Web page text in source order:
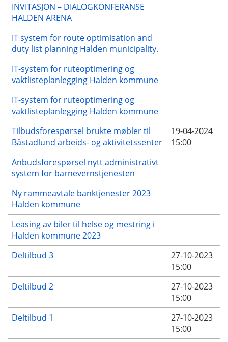
INVITASJON – DIALOGKONFERANSE
HALDEN ARENA
IT system for route optimisation and
duty list planning Halden municipality.
IT-system for ruteoptimering og
vaktlisteplanlegging Halden kommune
IT-system for ruteoptimering og
vaktlisteplanlegging Halden kommune
Tilbudsforespørsel brukte møbler til
Båstadlund arbeids- og aktivitetssenter
19-04-2024
15:00
Anbudsforespørsel nytt administrativt
system for barnevernstjenesten
Ny rammeavtale banktjenester 2023
Halden kommune
Leasing av biler til helse og mestring i
Halden kommune 2023
Deltilbud 3
27-10-2023
15:00
Deltilbud 2
27-10-2023
15:00
Deltilbud 1
27-10-2023
15:00